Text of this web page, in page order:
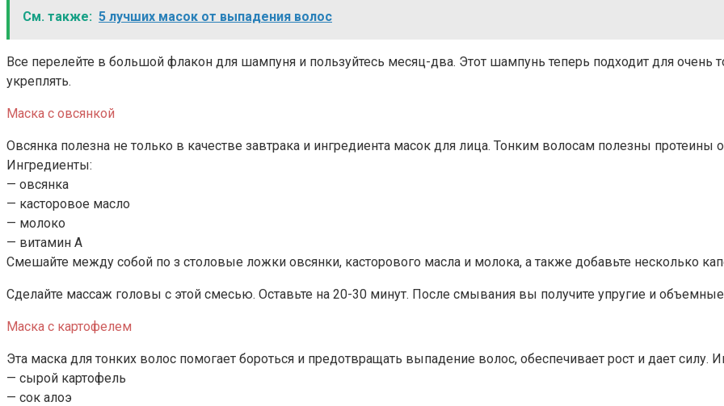
См. также: 5 лучших масок от выпадения волос
Все перелейте в большой флакон для шампуня и пользуйтесь месяц-два. Этот шампунь теперь подходит для очень
укреплять.
Маска с овсянкой
Овсянка полезна не только в качестве завтрака и ингредиента масок для лица. Тонким волосам полезны протеины
Ингредиенты:
— овсянка
— касторовое масло
— молоко
— витамин А
Смешайте между собой по з столовые ложки овсянки, касторового масла и молока, а также добавьте несколько
Сделайте массаж головы с этой смесью. Оставьте на 20-30 минут. После смывания вы получите упругие и
Маска с картофелем
Эта маска для тонких волос помогает бороться и предотвращать выпадение волос, обеспечивает рост и дает силу.
— сырой картофель
— сок алоэ